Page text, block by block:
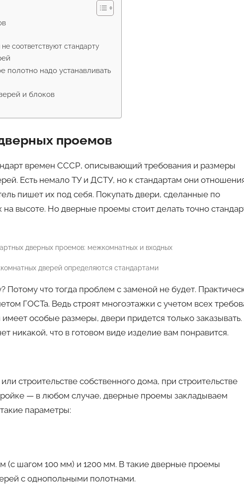
соответствуют стандарту
полотно надо устанавливать
и блоков
проемов
времен СССР, описывающий требования и размеры
Есть немало ТУ и ДСТУ, но к стандартам они
пишет их под себя. Покупать двери, сделанные по
высоте. Но дверные проемы стоит делать точно
дверей определяются стандартами
Потому что тогда проблем с заменой не будет.
ГОСТа. Ведь строят многоэтажки с учетом всех
особые размеры, двери придется только заказывать.
никакой, что в готовом виде изделие вам понравится.
строительстве собственного дома, при строительстве
— в любом случае, дверные проемы закладываем
параметры:
(с шагом 100 мм) и 1200 мм. В такие дверные проемы
с однопольными полотнами.